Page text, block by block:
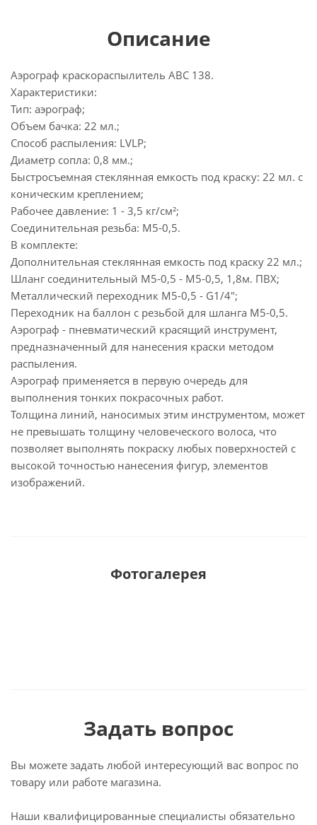
Описание
Аэрограф краскораспылитель АВС 138.
Характеристики:
Тип: аэрограф;
Объем бачка: 22 мл.;
Способ распыления: LVLP;
Диаметр сопла: 0,8 мм.;
Быстросъемная стеклянная емкость под краску: 22 мл. с
коническим креплением;
Рабочее давление: 1 - 3,5 кг/см²;
Соединительная резьба: M5-0,5.
В комплекте:
Дополнительная стеклянная емкость под краску 22 мл.;
Шланг соединительный M5-0,5 - M5-0,5, 1,8м. ПВХ;
Металлический переходник M5-0,5 - G1/4";
Переходник на баллон с резьбой для шланга M5-0,5.
Аэрограф - пневматический красящий инструмент,
предназначенный для нанесения краски методом
распыления.
Аэрограф применяется в первую очередь для
выполнения тонких покрасочных работ.
Толщина линий, наносимых этим инструментом, может
не превышать толщину человеческого волоса, что
позволяет выполнять покраску любых поверхностей с
высокой точностью нанесения фигур, элементов
изображений.
Фотогалерея
Задать вопрос
Вы можете задать любой интересующий вас вопрос по
товару или работе магазина.
Наши квалифицированные специалисты обязательно